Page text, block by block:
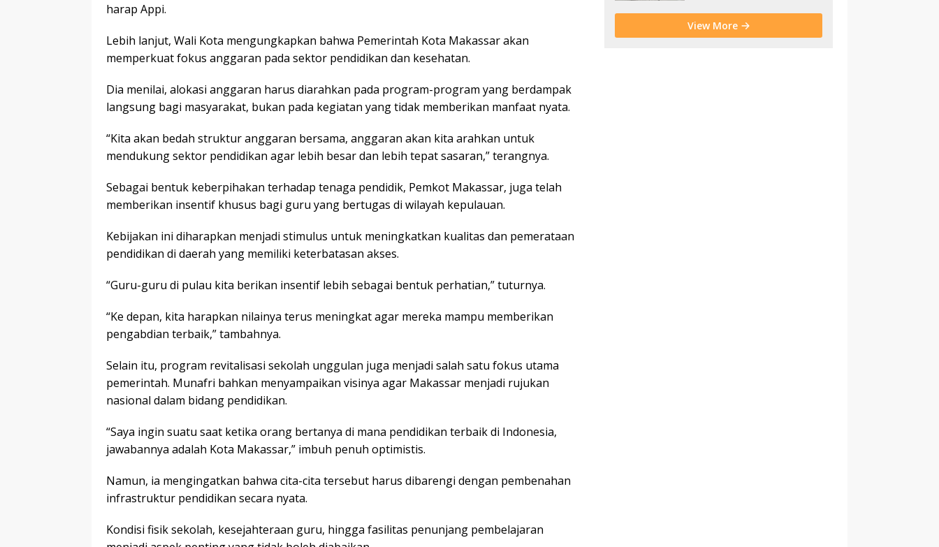
harap Appi.
Lebih lanjut, Wali Kota mengungkapkan bahwa Pemerintah Kota Makassar akan
memperkuat fokus anggaran pada sektor pendidikan dan kesehatan.
Dia menilai, alokasi anggaran harus diarahkan pada program-program yang berdampak
langsung bagi masyarakat, bukan pada kegiatan yang tidak memberikan manfaat nyata.
“Kita akan bedah struktur anggaran bersama, anggaran akan kita arahkan untuk
mendukung sektor pendidikan agar lebih besar dan lebih tepat sasaran,” terangnya.
Sebagai bentuk keberpihakan terhadap tenaga pendidik, Pemkot Makassar, juga telah
memberikan insentif khusus bagi guru yang bertugas di wilayah kepulauan.
Kebijakan ini diharapkan menjadi stimulus untuk meningkatkan kualitas dan pemerataan
pendidikan di daerah yang memiliki keterbatasan akses.
“Guru-guru di pulau kita berikan insentif lebih sebagai bentuk perhatian,” tuturnya.
“Ke depan, kita harapkan nilainya terus meningkat agar mereka mampu memberikan
pengabdian terbaik,” tambahnya.
Selain itu, program revitalisasi sekolah unggulan juga menjadi salah satu fokus utama
pemerintah. Munafri bahkan menyampaikan visinya agar Makassar menjadi rujukan
nasional dalam bidang pendidikan.
“Saya ingin suatu saat ketika orang bertanya di mana pendidikan terbaik di Indonesia,
jawabannya adalah Kota Makassar,” imbuh penuh optimistis.
Namun, ia mengingatkan bahwa cita-cita tersebut harus dibarengi dengan pembenahan
infrastruktur pendidikan secara nyata.
Kondisi fisik sekolah, kesejahteraan guru, hingga fasilitas penunjang pembelajaran
Morowali
View More